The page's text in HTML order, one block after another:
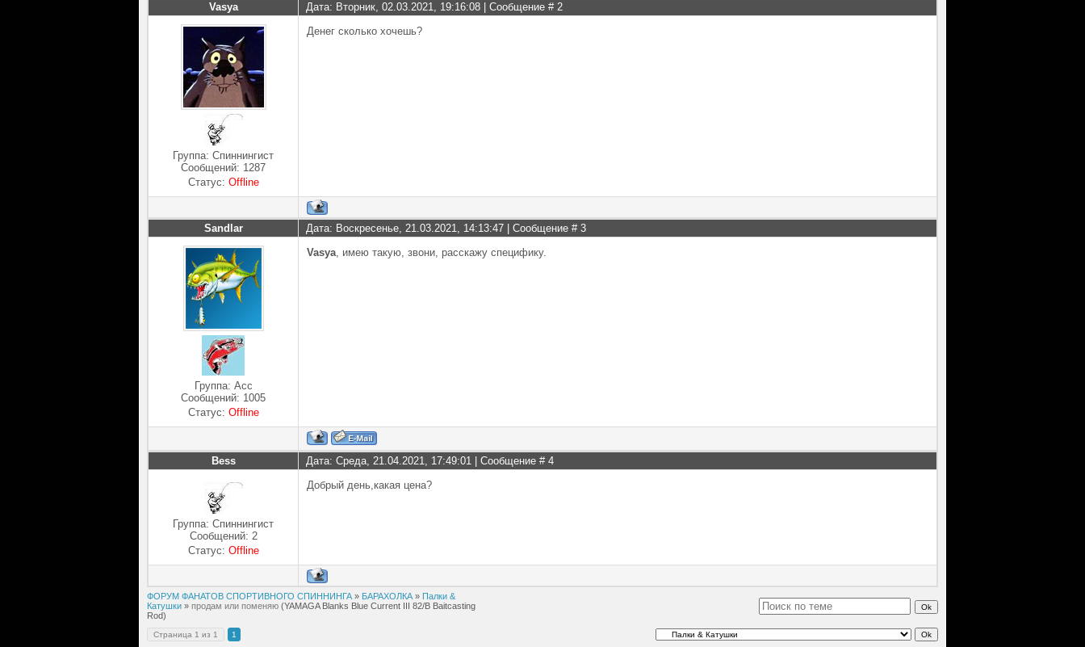
Vasya Дата: Вторник, 02.03.2021, 19:16:08 | Сообщение # 2
Группа: Спиннингист
Сообщений: 1287
Статус: Offline
Денег сколько хочешь?
Sandlar Дата: Воскресенье, 21.03.2021, 14:13:47 | Сообщение # 3
Группа: Асс
Сообщений: 1005
Статус: Offline
Vasya, имею такую, звони, расскажу специфику.
Bess Дата: Среда, 21.04.2021, 17:49:01 | Сообщение # 4
Группа: Спиннингист
Сообщений: 2
Статус: Offline
Добрый день,какая цена?
ФОРУМ ФАНАТОВ СПОРТИВНОГО СПИННИНГА » БАРАХОЛКА » Палки &
Катушки » продам или поменяю (YAMAGA Blanks Blue Current III 82/B Baitcasting
Rod)
Страница 1 из 1 1